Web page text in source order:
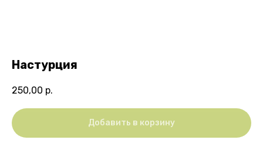
Настурция
250,00 р.
Добавить в корзину